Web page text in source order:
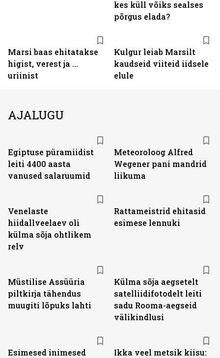
kes küll võiks sealses
põrgus elada?
Marsi baas ehitatakse
higist, verest ja ...
uriinist
Kulgur leiab Marsilt
kaudseid viiteid iidsele
elule
AJALUGU
Egiptuse püramiidist
leiti 4400 aasta
vanused salaruumid
Meteoroloog Alfred
Wegener pani mandrid
liikuma
Venelaste
hiidallveelaev oli
külma sõja ohtlikem
relv
Rattameistrid ehitasid
esimese lennuki
Müstilise Assüüria
piltkirja tähendus
muugiti lõpuks lahti
Külma sõja aegsetelt
satelliidifotodelt leiti
sadu Rooma-aegseid
välikindlusi
Esimesed inimesed
Ikka veel metsik kiisu: